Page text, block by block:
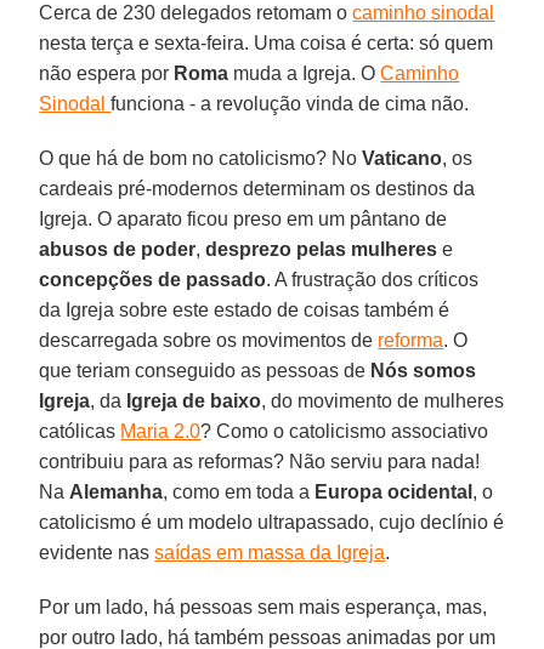
Cerca de 230 delegados retomam ocaminho sinodal
nesta terça e sexta-feira. Uma coisa é certa: só quem
não espera por Roma muda a Igreja. OCaminho
Sinodalfunciona - a revolução vinda de cima não.
O que há de bom no catolicismo? NoVaticano, os
cardeais pré-modernos determinam os destinos da
Igreja. O aparato ficou preso em um pântano de
abusos de poder,desprezo pelas mulheres e
concepções de passado. A frustração dos críticos
da Igreja sobre este estado de coisas também é
descarregada sobre os movimentos de reforma. O
que teriam conseguido as pessoas de Nós somos
Igreja, da Igreja de baixo, do movimento de mulheres
católicas Maria 2.0? Como o catolicismo associativo
contribuiu para as reformas? Não serviu para nada!
Na Alemanha, como em toda a Europa ocidental , o
catolicismo é um modelo ultrapassado, cujo declínio é
evidente nassaídas em massa da Igreja.
Por um lado, há pessoas sem mais esperança, mas,
por outro lado, há também pessoas animadas por um